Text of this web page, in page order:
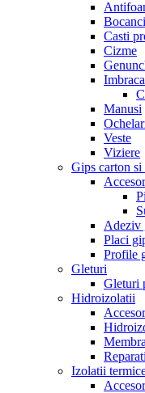
Bocanci
Casti
Cizme
Manusi
Veste
Viziere
Gips carton si
Adeziv
Placi
Profile
Gleturi
Gleturi
Hidroizolatii
Izolatii